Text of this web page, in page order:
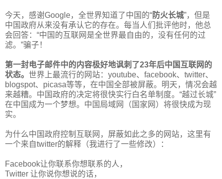
今天，感谢Google，全世界知道了中国的“防火长城”，但是
中国政府从来没有承认它的存在。每当人们批评他时，他总
会回答：“中国的互联网是全世界最自由的，没有任何的过
滤。”骗子！
第一封电子邮件中的内容极好地讽刺了23年后中国互联网的
状态。 世界上最流行的网站：youtube、facebook、twitter、
blogspot、picasa等等，在中国全部被屏蔽。明天，情况会越
来越糟。中国政府的决定将很快实行白名单制度。“越过长城”
在中国成为一个梦想。中国局域网（国家网）将很快成为现
实。
为什么中国政府控制互联网，屏蔽如此之多的网站，这里有
一个来自twitter的解释（我进行了一些修改）：
Facebook让你联系你想联系的人，
Twitter 让你说你想说的话，